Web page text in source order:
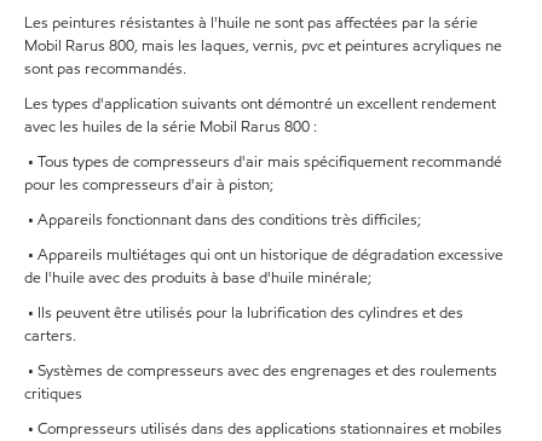
Les peintures résistantes à l'huile ne sont pas affectées par la série
Mobil Rarus 800, mais les laques, vernis, pvc et peintures acryliques ne
sont pas recommandés.
Les types d'application suivants ont démontré un excellent rendement
avec les huiles de la série Mobil Rarus 800 :
• Tous types de compresseurs d'air mais spécifiquement recommandé
pour les compresseurs d'air à piston;
• Appareils fonctionnant dans des conditions très difficiles;
• Appareils multiétages qui ont un historique de dégradation excessive
de l'huile avec des produits à base d'huile minérale;
• Ils peuvent être utilisés pour la lubrification des cylindres et des
carters.
• Systèmes de compresseurs avec des engrenages et des roulements
critiques
• Compresseurs utilisés dans des applications stationnaires et mobiles